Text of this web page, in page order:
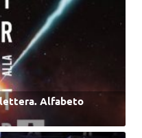
lettera. Alfabeto